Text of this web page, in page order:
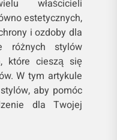
właścicieli
estetycznych,
i ozdoby dla
różnych stylów
które cieszą się
W tym artykule
aby pomóc
dla Twojej